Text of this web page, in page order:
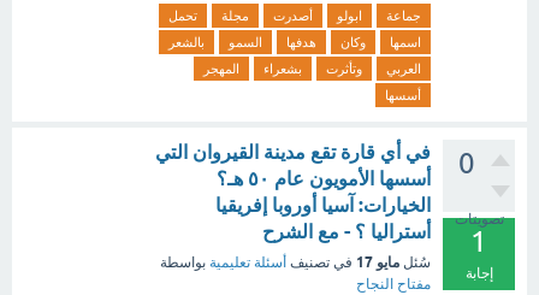
جماعة ابولو أصدرت مجلة
تحمل
اسمها
وكان هدفها السمو
بالشعر
العربي
وتأثرت بشعراء
المهجر
أسسها
0
تصويتات
1
إجابة
في أي قارة تقع مدينة القيروان التي
أسسها الأمويون عام ٥٠ هـ؟
الخيارات: آسيا أوروبا إفريقيا
أستراليا ؟ - مع الشرح
سُئل مايو 17 في تصنيف أسئلة تعليمية بواسطة
مفتاح النجاح